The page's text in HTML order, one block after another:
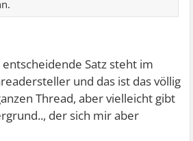
Satz steht im
und das ist das völlig
Thread, aber vielleicht gibt
der sich mir aber